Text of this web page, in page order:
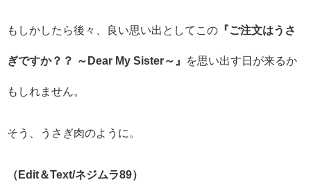
もしかしたら後々、良い思い出としてこの 『ご注文はうさ
ぎですか？？ ～Dear My Sister～』 を思い出す日が来るか
もしれません。
そう、うさぎ肉のように。
（Edit＆Text/ネジムラ89）